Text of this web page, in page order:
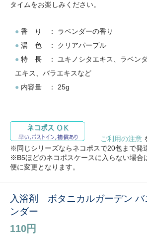
タイムをお楽しみください。
● 香 り ： ラベンダーの香り
● 湯 色 ： クリアパープル
● 特 長 ： ユキノシタエキス、ラベンダ
エキス、バラエキスなど
● 内容量 ： 25g
ご利用の注意
※同じシリーズならネコポスで20包まで発
※B5ほどのネコポスケースに入らない場合
便に変更となります。
入浴剤 ボタニカルガーデン
ンダー
110円